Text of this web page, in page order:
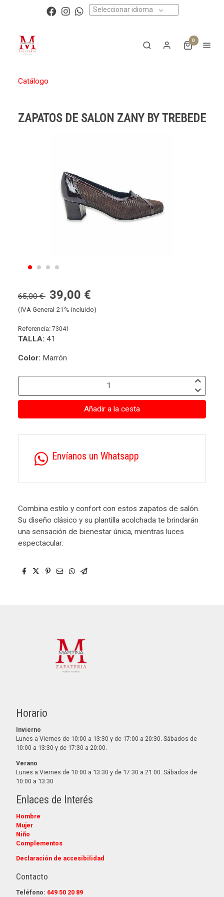
Seleccionar idioma
0
Catálogo
ZAPATOS DE SALON ZANY BY TREBEDE
65,00 € 39,00 €
(IVA General 21% incluido)
Referencia: 73041
TALLA: 41
Color: Marrón
Añadir a la cesta
Envíanos un Whatsapp
Combina estilo y confort con estos zapatos de salón.
Su diseño clásico y su plantilla acolchada te brindarán
una sensación de bienestar única, mientras luces
espectacular.
Horario
Invierno
Lunes a Viernes de 10:00 a 13:30 y de 17:00 a 20:30. Sábados de
10:00 a 13:30 y de 17:30 a 20:00.
Verano
Lunes a Viernes de 10:00 a 13:30 y de 17:30 a 21:00. Sábados de
10:00 a 13:30
Enlaces de Interés
Hombre
Mujer
Niño
Complementos
Declaración de accesibilidad
Contacto
Teléfono: 649 50 20 89